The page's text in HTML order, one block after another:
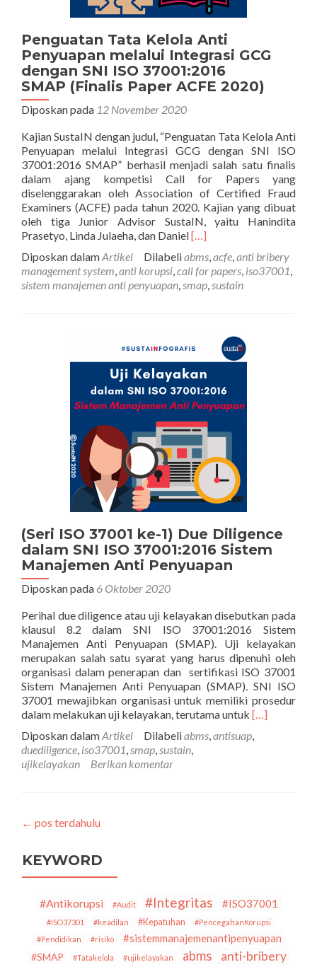
Penguatan Tata Kelola Anti
Penyuapan melalui Integrasi GCG
dengan SNI ISO 37001:2016
SMAP (Finalis Paper ACFE 2020)
Diposkan pada 12 November 2020
Kajian SustaIN dengan judul, “Penguatan Tata Kelola Anti
Penyuapan melalui Integrasi GCG dengan SNI ISO
37001:2016 SMAP” berhasil menjadi salah satu finalis
dalam ajang kompetisi Call for Papers yang
diselenggarakan oleh Association of Certified Fraud
Examiners (ACFE) pada tahun 2020. Kajian yang dibuat
oleh tiga Junior Advisor SustaIN, yaitu Hanindita
Prasetyo, Linda Julaeha, dan DanielSelengkapnya
Tata
Kelola
Anti
Integrasi
GCG
dengan
SNI
ISO
37001:2016
SMAP (Finalis
Paper
ACFE
2020)
[…]
Diposkan dalamArtikel Dilabeliabms,acfe,anti bribery
management system,anti korupsi,call for papers, iso37001,
sistem manajemen anti penyuapan,smap,sustain
(Seri ISO 37001 ke-1) Due Diligence
dalam SNI ISO 37001:2016 Sistem
Manajemen Anti Penyuapan
Diposkan pada 6 Oktober 2020
Perihal due diligence atau uji kelayakan disebutkan pada
klausul 8.2 dalam SNI ISO 37001:2016 Sistem
Manajemen Anti Penyuapan (SMAP). Uji kelayakan
merupakan salah satu syarat yang harus dipenuhi oleh
organisasi dalam penerapan dan sertifikasi ISO 37001
Sistem Manajemen Anti Penyuapan (SMAP). SNI ISO
37001 mewajibkan organisasi untuk memiliki prosedur
dalam melakukan uji kelayakan, terutama untuk
ISO
Manajemen
Anti
Penyuapan
[…]
Diposkan dalamArtikel Dilabeliabms,antisuap,
duediligence, iso37001,smap,sustain,
ujikelayakan
Berikan komentar
← pos terdahulu
KEYWORD
#Antikorupsi #Audit #Integritas #ISO37001
#ISO37301 #keadilan #Kepatuhan
#PencegahanKorupsi
#Pendidikan
#risiko #sistemmanajemenantipenyuapan
#SMAP #Tatakelola #ujikelayakan abms anti-bribery